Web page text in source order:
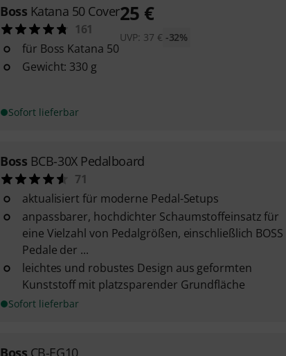
Boss Katana 50 Cover
161
für Boss Katana 50
Gewicht: 330 g
Sofort lieferbar
25 €
UVP: 37 € -32%
Boss BCB-30X Pedalboard
71
aktualisiert für moderne Pedal-Setups
anpassbarer, hochdichter Schaumstoffeinsatz für
eine Vielzahl von Pedalgrößen, einschließlich BOSS
Pedale der ...
leichtes und robustes Design aus geformten
Kunststoff mit platzsparender Grundfläche
Sofort lieferbar
Boss CB-EG10